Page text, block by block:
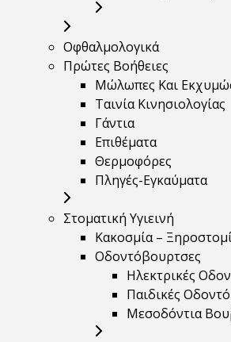
Οφθαλμολογικά
Πρώτες Βοήθειες
Μώλωπες Και
Ταινία Κινησιολογίας
Γάντια
Επιθέματα
Θερμοφόρες
Πληγές-Εγκαύματα
Στοματική Υγιεινή
Κακοσμία –
Οδοντόβουρτσες
Ηλεκτρικές
Παιδικές
Μεσοδόντια